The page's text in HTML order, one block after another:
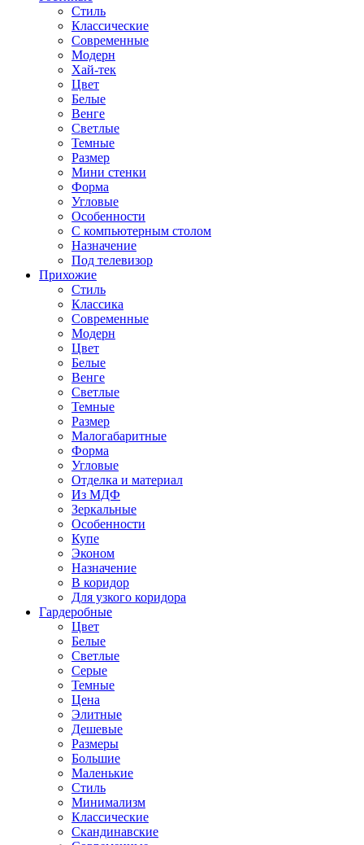
Стиль
Классические
Современные
Модерн
Хай-тек
Цвет
Белые
Венге
Светлые
Темные
Размер
Мини стенки
Форма
Угловые
Особенности
С компьютерным столом
Назначение
Под телевизор
Прихожие
Стиль
Классика
Современные
Модерн
Цвет
Белые
Венге
Светлые
Темные
Размер
Малогабаритные
Форма
Угловые
Отделка и материал
Из МДФ
Зеркальные
Особенности
Купе
Эконом
Назначение
В коридор
Для узкого коридора
Гардеробные
Цвет
Белые
Светлые
Серые
Темные
Цена
Элитные
Дешевые
Размеры
Большие
Маленькие
Стиль
Минимализм
Классические
Скандинавские